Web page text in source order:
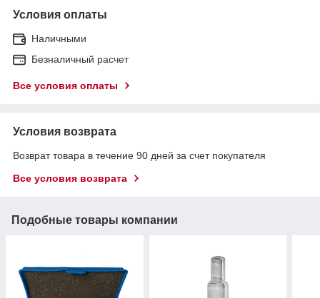
Условия оплаты
Наличными
Безналичный расчет
Все условия оплаты
Условия возврата
Возврат товара в течение 90 дней за счет покупателя
Все условия возврата
Подобные товары компании